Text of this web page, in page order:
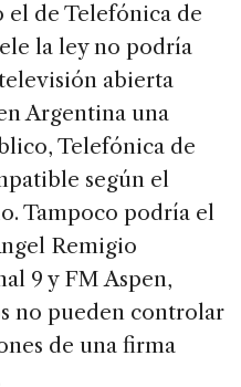
el de Telefónica de
la ley no podría
abierta
Argentina una
Telefónica de
según el
Tampoco podría el
Remigio
9 y FM Aspen,
no pueden controlar
de una firma